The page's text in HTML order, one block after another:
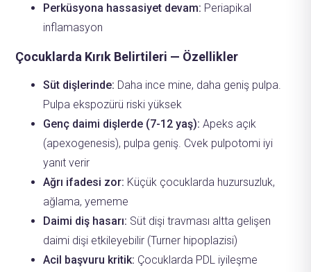
Perküsyona hassasiyet devam: Periapikal
inflamasyon
Çocuklarda Kırık Belirtileri — Özellikler
Süt dişlerinde: Daha ince mine, daha geniş pulpa.
Pulpa ekspozürü riski yüksek
Genç daimi dişlerde (7-12 yaş): Apeks açık
(apexogenesis), pulpa geniş. Cvek pulpotomi iyi
yanıt verir
Ağrı ifadesi zor: Küçük çocuklarda huzursuzluk,
ağlama, yememe
Daimi diş hasarı: Süt dişi travması altta gelişen
daimi dişi etkileyebilir (Turner hipoplazisi)
Acil başvuru kritik: Çocuklarda PDL iyileşme